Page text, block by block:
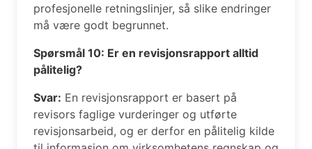
profesjonelle retningslinjer, så slike endringer
må være godt begrunnet.
Spørsmål 10: Er en revisjonsrapport alltid
pålitelig?
Svar: En revisjonsrapport er basert på
revisors faglige vurderinger og utførte
revisjonsarbeid, og er derfor en pålitelig kilde